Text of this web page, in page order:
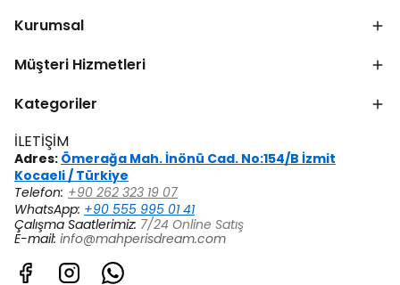
Kurumsal
Müşteri Hizmetleri
Kategoriler
İLETİŞİM
Adres: Ömerağa Mah. İnönü Cad. No:154/B İzmit
Kocaeli / Türkiye
Telefon: +90 262 323 19 07
WhatsApp: +90 555 995 01 41
Çalışma Saatlerimiz: 7/24 Online Satış
E-mail: info@mahperisdream.com